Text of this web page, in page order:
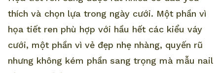
thích và chọn lựa trong ngày cưới. Một phần vì
họa tiết ren phù hợp với hầu hết các kiểu váy
cưới, một phần vì vẻ đẹp nhẹ nhàng, quyến rũ
nhưng không kém phần sang trọng mà mẫu nail